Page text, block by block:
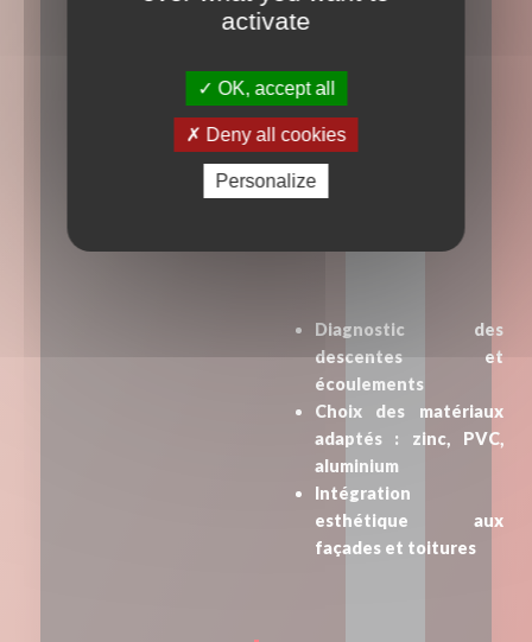
Diagnostic des
descentes et
écoulements
Choix des matériaux
adaptés : zinc, PVC,
aluminium
Intégration
esthétique aux
façades et toitures
activate
OK, accept all
Deny all cookies
Personalize